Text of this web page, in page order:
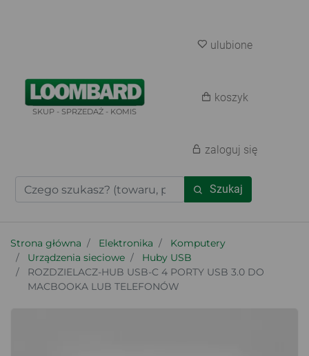
SKUP - SPRZEDAŻ - KOMIS
Szukaj
ulubione
koszyk
zaloguj się
Strona główna Elektronika
Komputery
Urządzenia sieciowe
Huby USB
ROZDZIELACZ-HUB USB-C 4 PORTY USB 3.0 DO
MACBOOKA LUB TELEFONÓW